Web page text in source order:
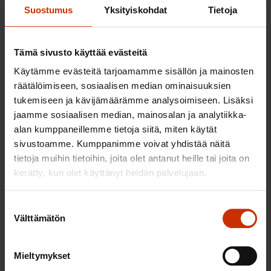
Suostumus Yksityiskohdat Tietoja
Tämä sivusto käyttää evästeitä
Käytämme evästeitä tarjoamamme sisällön ja mainosten
räätälöimiseen, sosiaalisen median ominaisuuksien
tukemiseen ja kävijämäärämme analysoimiseen. Lisäksi
jaamme sosiaalisen median, mainosalan ja analytiikka-
alan kumppaneillemme tietoja siitä, miten käytät
sivustoamme. Kumppanimme voivat yhdistää näitä
tietoja muihin tietoihin, joita olet antanut heille tai joita on
kerätty, kun olet käyttänyt heidän palvelujaan.
valinta
Välttämätön
Mieltymykset
tutkintorakennetta koskevaa sääntelyä selkeytetään
ja kevennetään. SAK kuitenkin edellyttää, että
viranomaisille määriteltyjen tehtävien rinnalla
työelämällä tulee olla tiivis yhteys ja tosiasiallinen
mahdollisuus ammatillisten tutkintojen
kehittämiseen. Tutkintojen perustetyöryhmät,
niiden työskentelytavat sekä uudet työelämä-
toimikunnat yhdessä osaamisen
ennakointifoorumien kanssa tulee kytkeä osaksi
ammatillisten tutkintojen kehittämistä sekä
uudistamista.
opetus- ja kulttuuritoimen rahoituksesta